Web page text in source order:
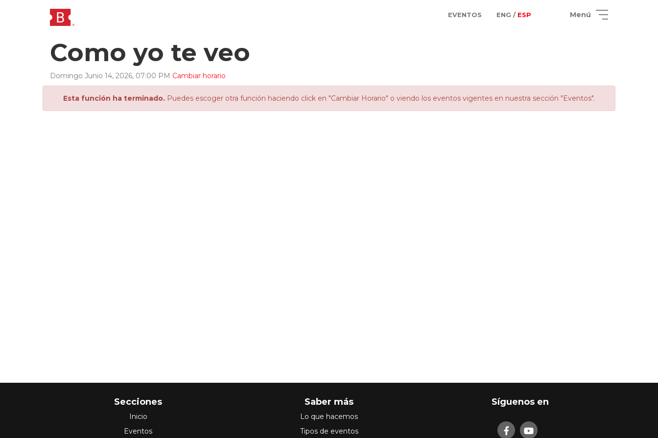
EVENTOS ENG / ESP Menú
Como yo te veo
Domingo Junio 14, 2026, 07:00 PM Cambiar horario
Esta función ha terminado. Puedes escoger otra función haciendo click en "Cambiar Horario" o viendo los eventos vigentes en nuestra sección "Eventos".
Secciones
Inicio
Eventos
Saber más
Lo que hacemos
Tipos de eventos
Síguenos en